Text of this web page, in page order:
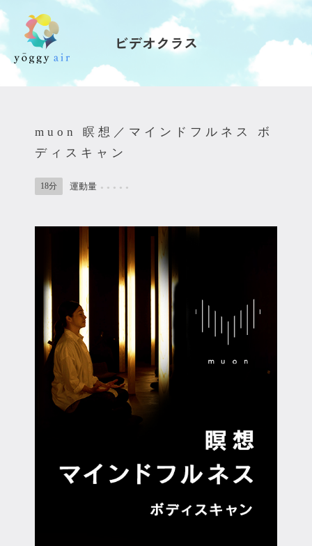
受講の流れ
インストラクター一覧
FAQ / お問い合わせ
yoggy store
yoggy magazine
yoggy mommy
マイページ
ログイン
会員規約について
クラス参加にあたっての同意書
特定商取引にかかわる表示
プライバシーポリシー
ビデオクラス
muon 瞑想／マインドフルネス ボ
ディスキャン
18分 運動量 ● ● ● ● ●